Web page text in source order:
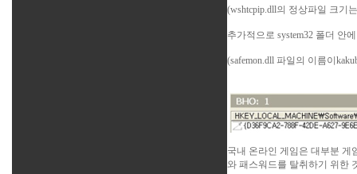
(wshtcpip.dll의 정상파일 크기
추가적으로 system32 폴더 안
(safemon.dll 파일의 이름이
국내 온라인 게임은 대부분 게
와 패스워드를 탈취하기 위한